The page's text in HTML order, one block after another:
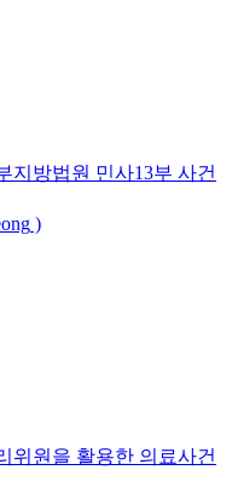
지방법원 민사13부 사건
)
위원을 활용한 의료사건